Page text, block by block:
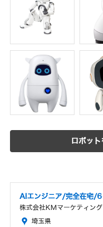
ロボッ
AIエンジニア/完全在宅/
株式会社KMマーケティング
埼玉県